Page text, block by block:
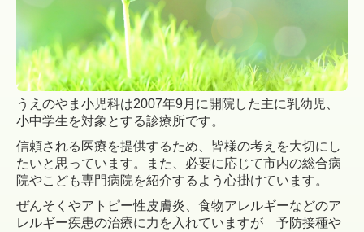
うえのやま小児科は2007年9月に開院した主に乳幼児、
小中学生を対象とする診療所です。
信頼される医療を提供するため、皆様の考えを大切にし
たいと思っています。また、必要に応じて市内の総合病
院やこども専門病院を紹介するよう心掛けています。
ぜんそくやアトピー性皮膚炎、食物アレルギーなどのア
レルギー疾患の治療に力を入れていますが 予防接種や